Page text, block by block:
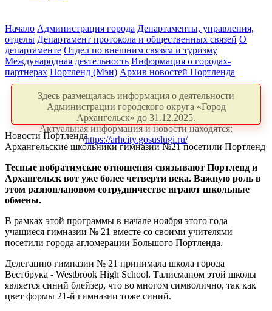
Начало Администрация города Департаменты, управления,
отделы Департамент протокола и общественных связей О
департаменте Отдел по внешним связям и туризму
Международная деятельность Информация о городах-
партнерах Портленд (Мэн) Архив новостей Портленда
Здесь размещалась информация о деятельности
Администрации городского округа «Город
Архангельск» до 31.12.2025.
Актуальная информация и новости находятся:
https://arhcity.gosuslugi.ru/
Новости Портленда
Архангельские школьники гимназии №21 посетили Портленд
Тесные побратимские отношения связывают Портленд и
Архангельск вот уже более четверти века. Важную роль в
этом разноплановом сотрудничестве играют школьные
обмены.
В рамках этой программы в начале ноября этого года
учащиеся гимназии № 21 вместе со своими учителями
посетили города агломерации Большого Портленда.
Делегацию гимназии № 21 принимала школа города
Вестбрука - Westbrook High School. Талисманом этой школы
является синий блейзер, что во многом символично, так как
цвет формы 21-й гимназии тоже синий.